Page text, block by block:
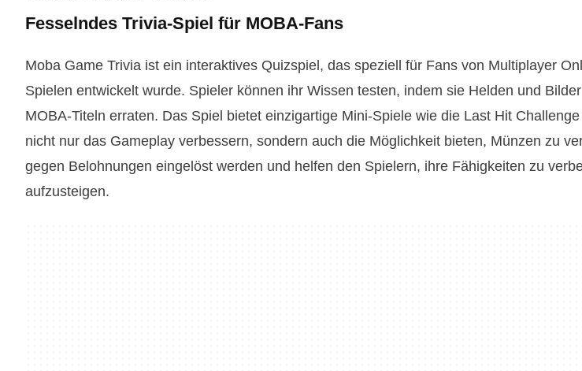
Fesselndes Trivia-Spiel für MOBA-Fans
Moba Game Trivia ist ein interaktives Quizspiel, das speziell für Fans von Multiplayer
Spielen entwickelt wurde. Spieler können ihr Wissen testen, indem sie Helden und
MOBA-Titeln erraten. Das Spiel bietet einzigartige Mini-Spiele wie die Last Hit
nicht nur das Gameplay verbessern, sondern auch die Möglichkeit bieten, Münzen zu
gegen Belohnungen eingelöst werden und helfen den Spielern, ihre Fähigkeiten zu
aufzusteigen.